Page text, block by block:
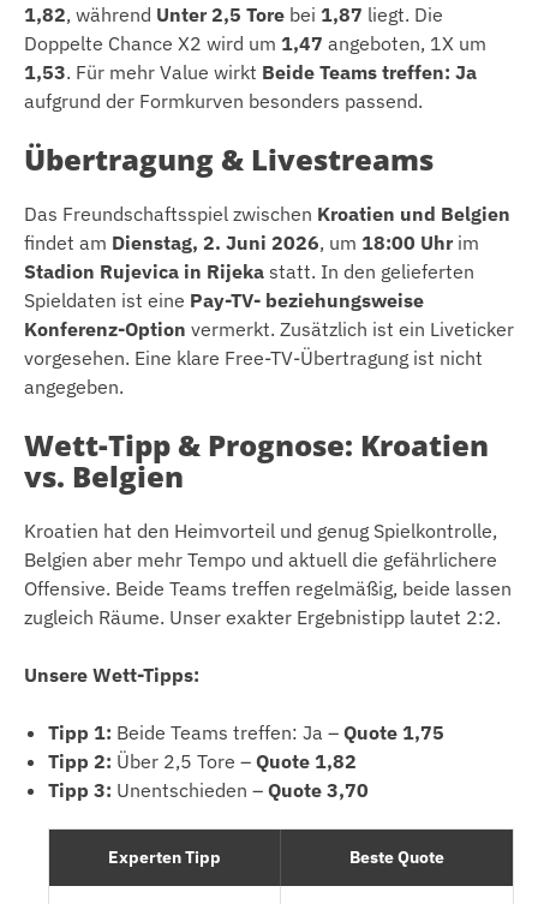
1,82, während Unter 2,5 Tore bei 1,87 liegt. Die
Doppelte Chance X2 wird um 1,47 angeboten, 1X um
1,53. Für mehr Value wirkt Beide Teams treffen: Ja
aufgrund der Formkurven besonders passend.
Übertragung & Livestreams
Das Freundschaftsspiel zwischen Kroatien und Belgien
findet am Dienstag, 2. Juni 2026, um 18:00 Uhr im
Stadion Rujevica in Rijeka statt. In den gelieferten
Spieldaten ist eine Pay-TV- beziehungsweise
Konferenz-Option vermerkt. Zusätzlich ist ein Liveticker
vorgesehen. Eine klare Free-TV-Übertragung ist nicht
angegeben.
Wett-Tipp & Prognose: Kroatien
vs. Belgien
Kroatien hat den Heimvorteil und genug Spielkontrolle,
Belgien aber mehr Tempo und aktuell die gefährlichere
Offensive. Beide Teams treffen regelmäßig, beide lassen
zugleich Räume. Unser exakter Ergebnistipp lautet 2:2.
Unsere Wett-Tipps:
Tipp 1: Beide Teams treffen: Ja – Quote 1,75
Tipp 2: Über 2,5 Tore – Quote 1,82
Tipp 3: Unentschieden – Quote 3,70
Experten Tipp Beste Quote